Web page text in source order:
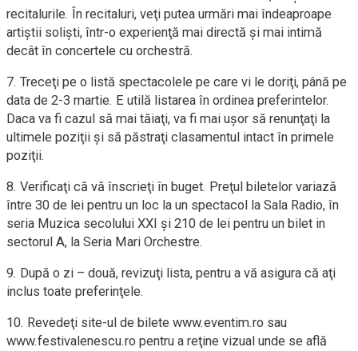
recitalurile. În recitaluri, veţi putea urmări mai îndeaproape
artiştii solişti, într-o experienţă mai directă şi mai intimă
decât în concertele cu orchestră.
7. Treceţi pe o listă spectacolele pe care vi le doriţi, până pe
data de 2-3 martie. E utilă listarea în ordinea preferintelor.
Daca va fi cazul să mai tăiaţi, va fi mai uşor să renunţaţi la
ultimele poziţii şi să păstraţi clasamentul intact în primele
poziţii.
8. Verificaţi că vă înscrieţi în buget. Preţul biletelor variază
între 30 de lei pentru un loc la un spectacol la Sala Radio, în
seria Muzica secolului XXI şi 210 de lei pentru un bilet in
sectorul A, la Seria Mari Orchestre.
9. După o zi – două, revizuţi lista, pentru a vă asigura că aţi
inclus toate preferinţele.
10. Revedeţi site-ul de bilete www.eventim.ro sau
www.festivalenescu.ro pentru a reţine vizual unde se află